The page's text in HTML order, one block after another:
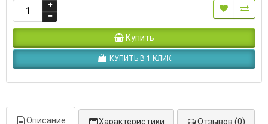
Купить
КУПИТЬ В 1 КЛИК
Описание Характеристики Отзывов (0)